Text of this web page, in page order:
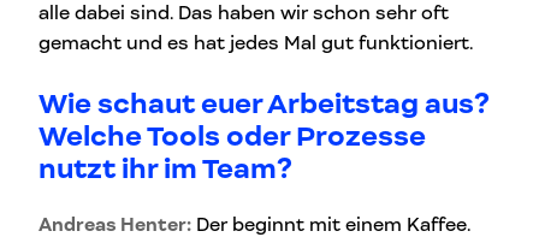
alle dabei sind. Das haben wir schon sehr oft
gemacht und es hat jedes Mal gut funktioniert.
Wie schaut euer Arbeitstag aus?
Welche Tools oder Prozesse
nutzt ihr im Team?
Andreas Henter: Der beginnt mit einem Kaffee.